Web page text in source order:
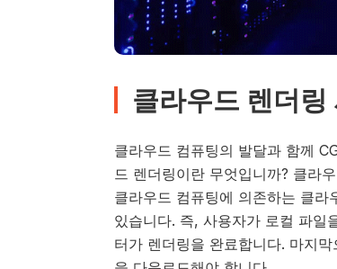
클라우드 렌더
클라우드 컴퓨팅의 발달과 함께
드 렌더링이란 무엇입니까? 클라
클라우드 컴퓨팅에 의존하는 클라
있습니다. 즉, 사용자가 로컬 파일
터가 렌더링을 완료합니다. 마지